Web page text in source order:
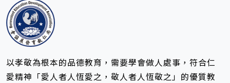
以孝敬為根本的品德教育，需要學會做人處事，符合仁
愛精神「愛人者人恆愛之，敬人者人恆敬之」的優質教